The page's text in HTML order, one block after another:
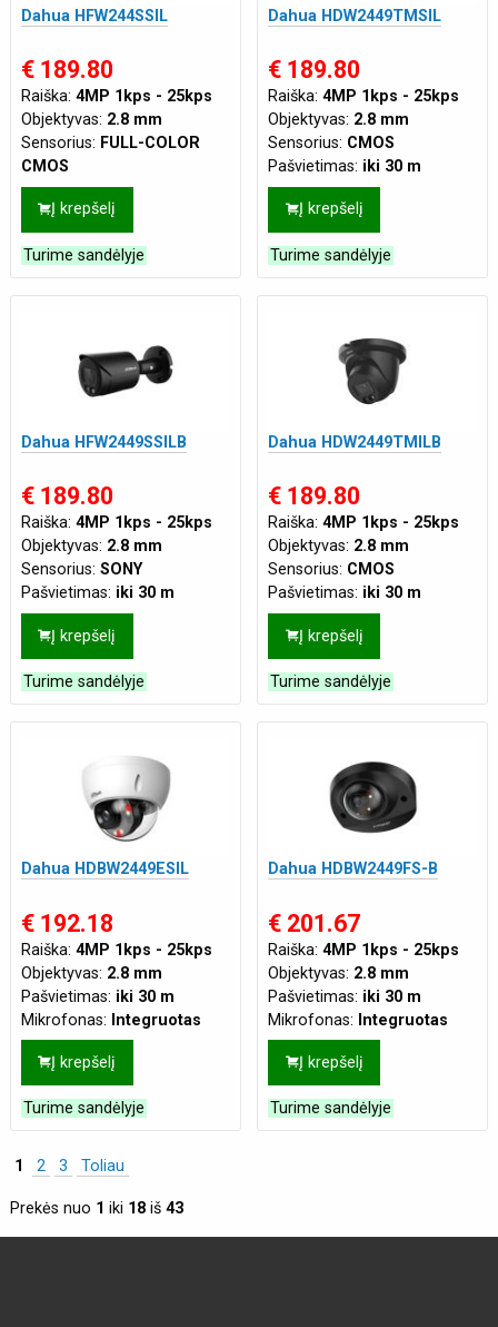
Dahua HFW244SSIL
€ 189.80
Raiška: 4MP 1kps - 25kps
Objektyvas: 2.8 mm
Sensorius: FULL-COLOR
CMOS
Pašvietimas:iki 30 m
Mikrofonas:Integruotas
Korpusas:Cilindrinė
Tinklo jungtis:LAN
Maitinimas:DC12V,PoE
Į krepšelį
Turime sandėlyje
Dahua HDW2449TMSIL
€ 189.80
Raiška:4MP 1kps - 25kps
Objektyvas: 2.8 mm
Sensorius: CMOS
Pašvietimas: iki 30 m
Mikrofonas:Integruotas
Korpusas:Kupolinė
Tinklo jungtis:LAN
Maitinimas:DC12V
(802.3af)
Į krepšelį
Turime sandėlyje
Dahua HFW2449SSILB
€ 189.80
Raiška: 4MP 1kps - 25kps
Objektyvas: 2.8 mm
Sensorius: SONY
Pašvietimas: iki 30 m
Mikrofonas:Integruotas
Korpusas:Cilindrinė
Atsparumas:Tinka ir lauko
sąlygoms
Maitinimas:DC12V,PoE
Į krepšelį
Turime sandėlyje
Dahua HDW2449TMILB
€ 189.80
Raiška:4MP 1kps - 25kps
Objektyvas: 2.8 mm
Sensorius: CMOS
Pašvietimas: iki 30 m
Mikrofonas:Integruotas
Korpusas:Kupolinė
Maitinimas:DC12V
(802.3af)
Į krepšelį
Turime sandėlyje
Dahua HDBW2449ESIL
€ 192.18
Raiška: 4MP 1kps - 25kps
Objektyvas: 2.8 mm
Pašvietimas: iki 30 m
Mikrofonas: Integruotas
Į krepšelį
Turime sandėlyje
Dahua HDBW2449FS-B
€ 201.67
Raiška:4MP 1kps - 25kps
Objektyvas: 2.8 mm
Pašvietimas: iki 30 m
Mikrofonas: Integruotas
Į krepšelį
Turime sandėlyje
1 2 3 Toliau
Prekės nuo 1 iki 18 iš 43